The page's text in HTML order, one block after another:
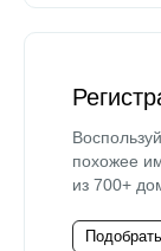
похожее
из 700+